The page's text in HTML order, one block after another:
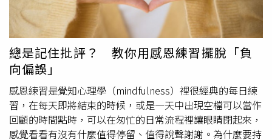
刻起，我的表演就是在那份精神下完成的。」《黑祭司2：
闇黑修女》宋慧喬（左1）叛逆「黑化」再升級。（圖／台
灣大哥大MyVideo提供）宋慧喬在驚悚片《黑祭司2：闇黑
修女》挑戰形象顛覆的「自由派修女」尤尼亞一角，為拯救
被惡靈附身的少年展開一場禁忌驅魔儀式。為了詮釋這位抽
菸、講髒話、叛逆不羈的修女，宋慧喬特別拜訪真正的修女
請益，對方笑說：「這是和我們完全不同的修女啊，得進電
影院看看到底是什麼新修女。」繼話題韓劇《黑暗榮耀》後
再度「黑化」，宋慧喬直言：「那部戲讓我看見了以前從沒
總是記住批評？ 教你用感恩練習擺脫「負
向偏誤」
感恩練習是覺知心理學（mindfulness）裡很經典的每日練
習，在每天即將結束的時候，或是一天中出現空檔可以當作
回顧的時間點時，可以在匆忙的日常流程裡讓眼睛閉起來，
感覺看看有沒有什麼值得停留、值得說聲謝謝。為什麼要持